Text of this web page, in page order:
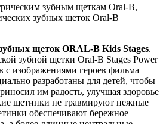
зубным щеткам Oral-B,
зубных щеток Oral-B
щеток ORAL-B Kids Stages.
зубной щетки Oral-B Stages Power
c изображениями героев фильма
разработаны для детей, чтобы
им радость, улучшая здоровье
щетинки не травмируют нежные
обеспечивают бережное